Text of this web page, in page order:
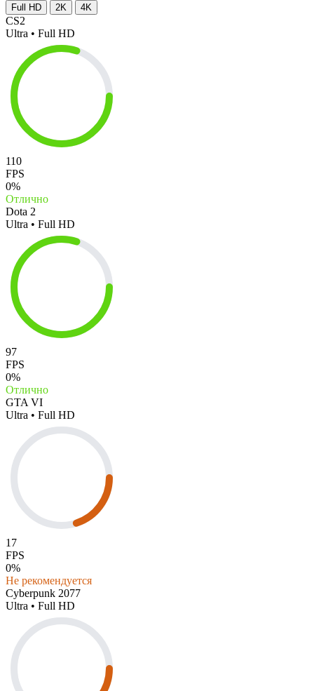
Full HD 2K 4K
CS2
Ultra • Full HD
110
FPS
0%
Отлично
Dota 2
Ultra • Full HD
97
FPS
0%
Отлично
GTA VI
Ultra • Full HD
17
FPS
0%
Не рекомендуется
Cyberpunk 2077
Ultra • Full HD